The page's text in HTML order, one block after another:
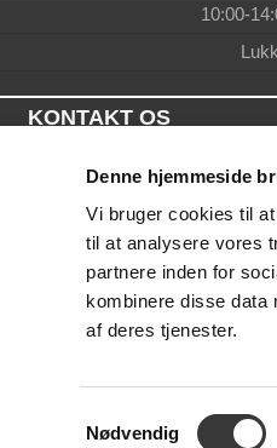
Denne hjemmeside
Vi bruger cookies til
til at analysere vores
partnere inden for
kombinere disse data
af deres tjenester.
Samtykkevalg
Nødvendig
10:00-
KONTAKT OS